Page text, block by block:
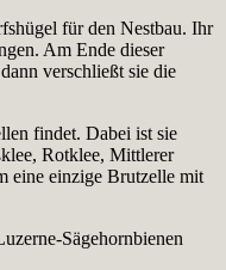
für den Nestbau. Ihr
Am Ende dieser
verschließt sie die
findet. Dabei ist sie
Rotklee, Mittlerer
eine einzige Brutzelle mit
Sägehornbienen